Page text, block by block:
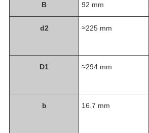
B 92 mm
d2 ≈225 mm
D1 ≈294 mm
b 16.7 mm